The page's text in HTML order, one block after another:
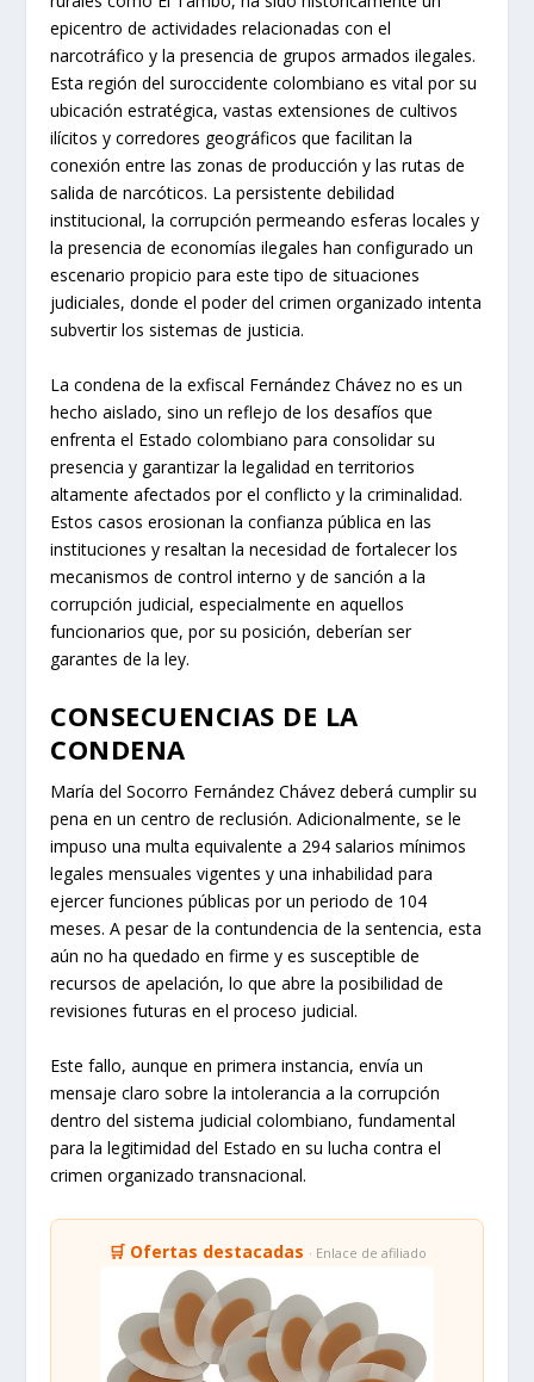
🔥 Lo más vendido en Temu
Toca para ver precios y ofertas →
CONTEXTO REGIONAL: CAUCA,
UN TERRITORIO ESTRATÉGICO Y
CONFLICTIVO
El departamento del Cauca, y en particular sus zonas
rurales como El Tambo, ha sido históricamente un
epicentro de actividades relacionadas con el
Esta región del suroccidente colombiano es vital por su
ubicación estratégica, vastas extensiones de cultivos
ilícitos y corredores geográficos que facilitan la
conexión entre las zonas de producción y las rutas de
salida de narcóticos. La persistente debilidad
institucional, la corrupción permeando esferas locales y
la presencia de economías ilegales han configurado un
escenario propicio para este tipo de situaciones
judiciales, donde el poder del crimen organizado intenta
subvertir los sistemas de justicia.
hecho aislado, sino un reflejo de los desafíos que
enfrenta el Estado colombiano para consolidar su
altamente afectados por el conflicto y la criminalidad.
Estos casos erosionan la confianza pública en las
instituciones y resaltan la necesidad de fortalecer los
mecanismos de control interno y de sanción a la
corrupción judicial, especialmente en aquellos
funcionarios que, por su posición, deberían ser
garantes de la ley.
CONSECUENCIAS DE LA
CONDENA
María del Socorro Fernández Chávez deberá cumplir su
pena en un centro de reclusión. Adicionalmente, se le
impuso una multa equivalente a 294 salarios mínimos
legales mensuales vigentes y una inhabilidad para
aún no ha quedado en firme y es susceptible de
recursos de apelación, lo que abre la posibilidad de
revisiones futuras en el proceso judicial.
Este fallo, aunque en primera instancia, envía un